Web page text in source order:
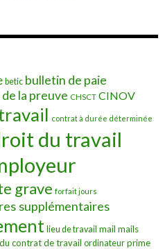
betic bulletin de paie
la preuve CHSCT CINOV
contrat à durée déterminée
du travail
grave forfait jours
supplémentaires
lieu de travail mail mails
contrat de travail ordinateur prime